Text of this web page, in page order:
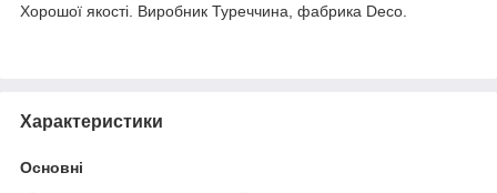
Хорошої якості. Виробник Туреччина, фабрика Deco.
Характеристики
Основні